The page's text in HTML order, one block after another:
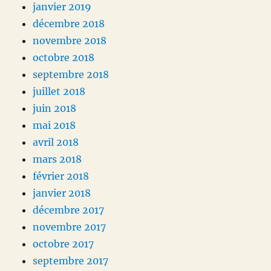
janvier 2019
décembre 2018
novembre 2018
octobre 2018
septembre 2018
juillet 2018
juin 2018
mai 2018
avril 2018
mars 2018
février 2018
janvier 2018
décembre 2017
novembre 2017
octobre 2017
septembre 2017